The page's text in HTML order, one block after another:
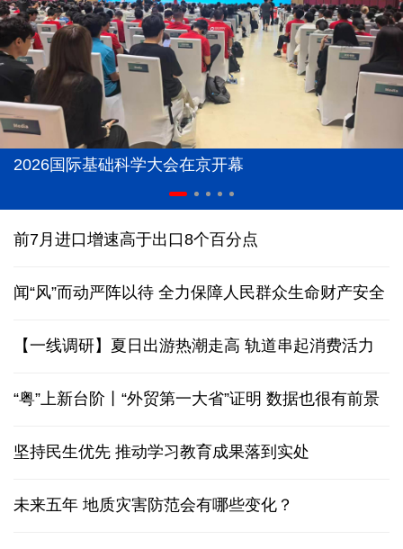
2026国际基础科学大会在京开幕
前7月进口增速高于出口8个百分点
闻“风”而动严阵以待 全力保障人民群众生命财产安全
【一线调研】夏日出游热潮走高 轨道串起消费活力
“粤”上新台阶丨“外贸第一大省”证明 数据也很有前景
坚持民生优先 推动学习教育成果落到实处
未来五年 地质灾害防范会有哪些变化？